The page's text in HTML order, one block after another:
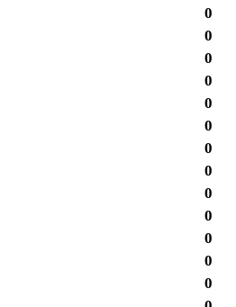
0
0
0
0
0
0
0
0
0
0
0
0
0